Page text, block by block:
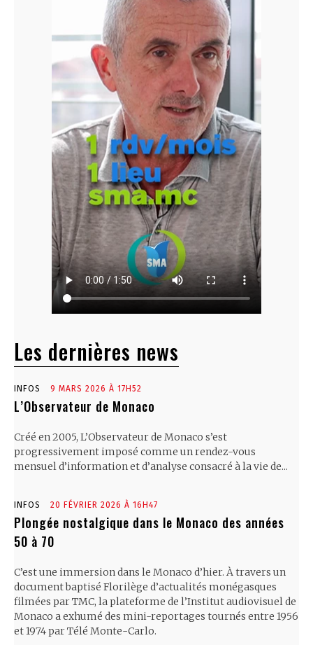
Les dernières news
INFOS 9 MARS 2026 À 17H52
L’Observateur de Monaco
Créé en 2005, L’Observateur de Monaco s’est
progressivement imposé comme un rendez-vous
mensuel d’information et d’analyse consacré à la vie de...
INFOS 20 FÉVRIER 2026 À 16H47
Plongée nostalgique dans le Monaco des années
50 à 70
C’est une immersion dans le Monaco d’hier. À travers un
document baptisé Florilège d’actualités monégasques
filmées par TMC, la plateforme de l’Institut audiovisuel de
Monaco a exhumé des mini-reportages tournés entre 1956
et 1974 par Télé Monte-Carlo.